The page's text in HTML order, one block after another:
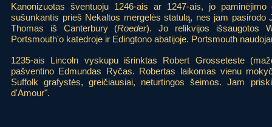
Kanonizuotas šventuoju 1246-ais ar 1247-ais, jo
sušunkantis prieš Nekaltos mergelės statulą, nes jam
Thomas iš Canterbury (Roeder). Jo relikvijos išsaugotos
Portsmouth'o katedroje ir Edingtono abatijoje. Portsmouth
1235-ais Lincoln vyskupu išrinktas Robert Grosseteste
pašventino Edmundas Ryčas. Robertas laikomas vienu
Suffolk grafystės, greičiausiai, neturtingos šeimos. Jam
d'Amour".